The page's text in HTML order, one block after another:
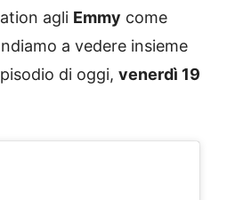
agli Emmy come
a vedere insieme
di oggi, venerdì 19